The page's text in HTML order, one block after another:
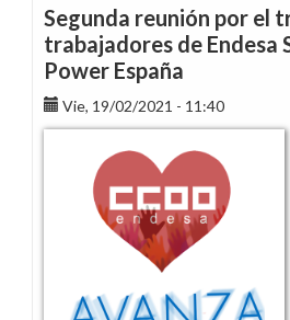
la
muerte
del
compañero
José
Manuel
Ares
Martínez
a
los
42
años
Segunda reunión por el
trabajadores de Endesa
Power España
Vie, 19/02/2021 - 11:40